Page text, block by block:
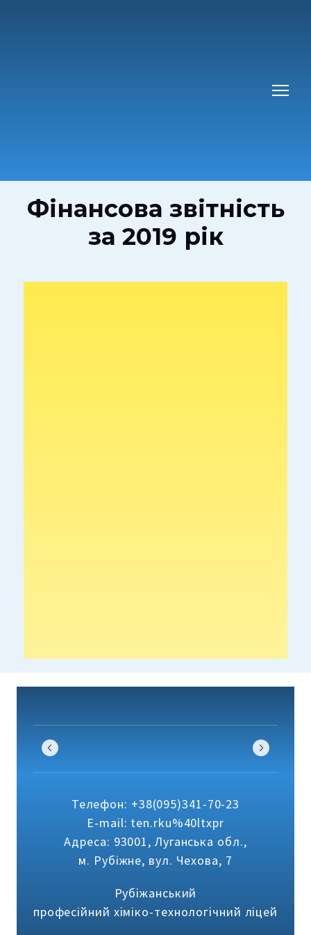
Фінансова звітність
за 2019 рік
Телефон: +38(095)341-70-23
E-mail: ten.rku%40ltxpr
Адреса: 93001, Луганська обл.,
м. Рубіжне, вул. Чехова, 7
Рубіжанський
професійний хіміко-технологічний ліцей